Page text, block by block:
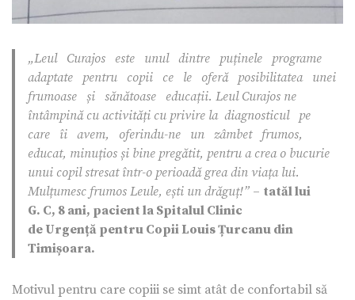
„Leul Curajos este unul dintre puținele programe
adaptate pentru copii ce le oferă posibilitatea unei
frumoase și sănătoase educații. Leul Curajos ne
întâmpină cu activități cu privire la diagnosticul pe
care îi avem, oferindu-ne un zâmbet frumos,
educat, minuțios și bine pregătit, pentru a crea o bucurie
unui copil stresat într-o perioadă grea din viața lui.
Mulțumesc frumos Leule, ești un drăguț!” – tatăl lui
G. C, 8 ani, pacient la Spitalul Clinic
de Urgență pentru Copii Louis Țurcanu din
Timișoara.
Motivul pentru care copiii se simt atât de confortabil să